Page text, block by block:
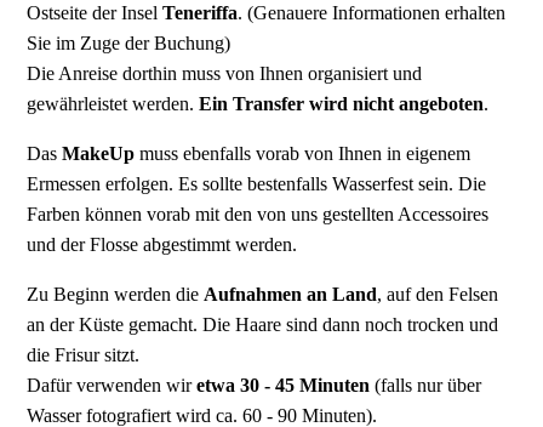
Ostseite der InselTeneriffa. (Genauere Informationen erhalten
Sie im Zuge der Buchung)
Die Anreise dorthin muss von Ihnen organisiert und
gewährleistet werden.Ein Transfer wird nicht angeboten.
DasMakeUp muss ebenfalls vorab von Ihnen in eigenem
Ermessen erfolgen. Es sollte bestenfalls Wasserfest sein. Die
Farben können vorab mit den von uns gestellten Accessoires
und der Flosse abgestimmt werden.
Zu Beginn werden die Aufnahmen an Land, auf den Felsen
an der Küste gemacht. Die Haare sind dann noch trocken und
die Frisur sitzt.
Dafür verwenden wiretwa 30 - 45 Minuten (falls nur über
Wasser fotografiert wird ca. 60 - 90 Minuten).